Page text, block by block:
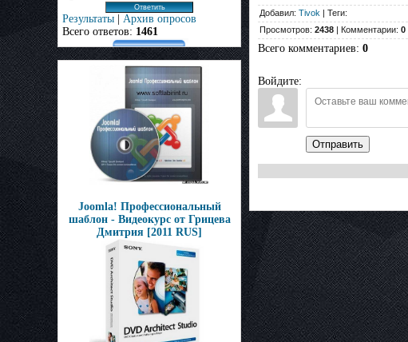
Результаты | Архив опросов
Всего ответов: 1461
Joomla! Профессиональный
шаблон - Видеокурс от Грицева
Дмитрия [2011 RUS]
Добавил: Tivok | Теги:
Просмотров: 2438 | Комментарии: 0
Всего комментариев: 0
Войдите:
Отправить